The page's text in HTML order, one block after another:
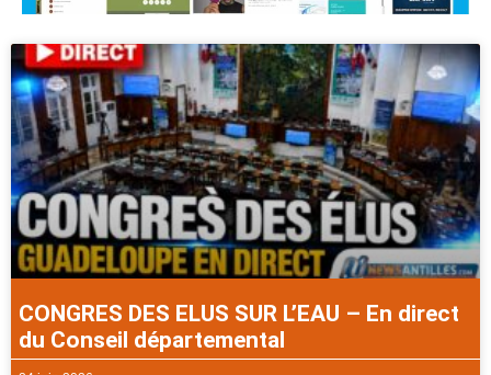
CONGRES DES ELUS SUR L’EAU – En direct
du Conseil départemental